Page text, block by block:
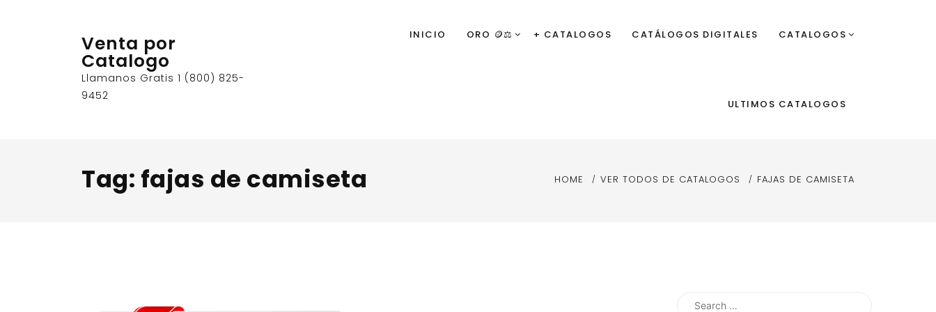
Venta por
Catalogo
Llamanos Gratis 1 (800) 825-
9452
INICIO ORO 🪙⚖️ + CATALOGOS CATÁLOGOS DIGITALES CATALOGOS
ULTIMOS CATALOGOS
Tag: fajas de camiseta HOME VER TODOS DE CATALOGOS FAJAS DE CAMISETA
Search